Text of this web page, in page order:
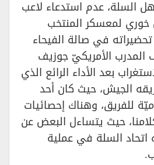
السلة، عدم استدعاء لاعب
لمعسكر المنتخب
في صالة الفيحاء
الأمريكيّ جوزيف
بعد الأداء الرائع الذي
الجيش، حيث كان أحد
للفريق، وهناك إحصائيات
حيث يتساءل البعض عن
اتحاد السلة في عملية